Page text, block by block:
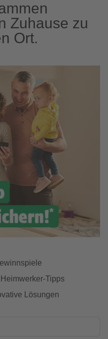
Zuhause zu
Ort.
Tipps
Lösungen